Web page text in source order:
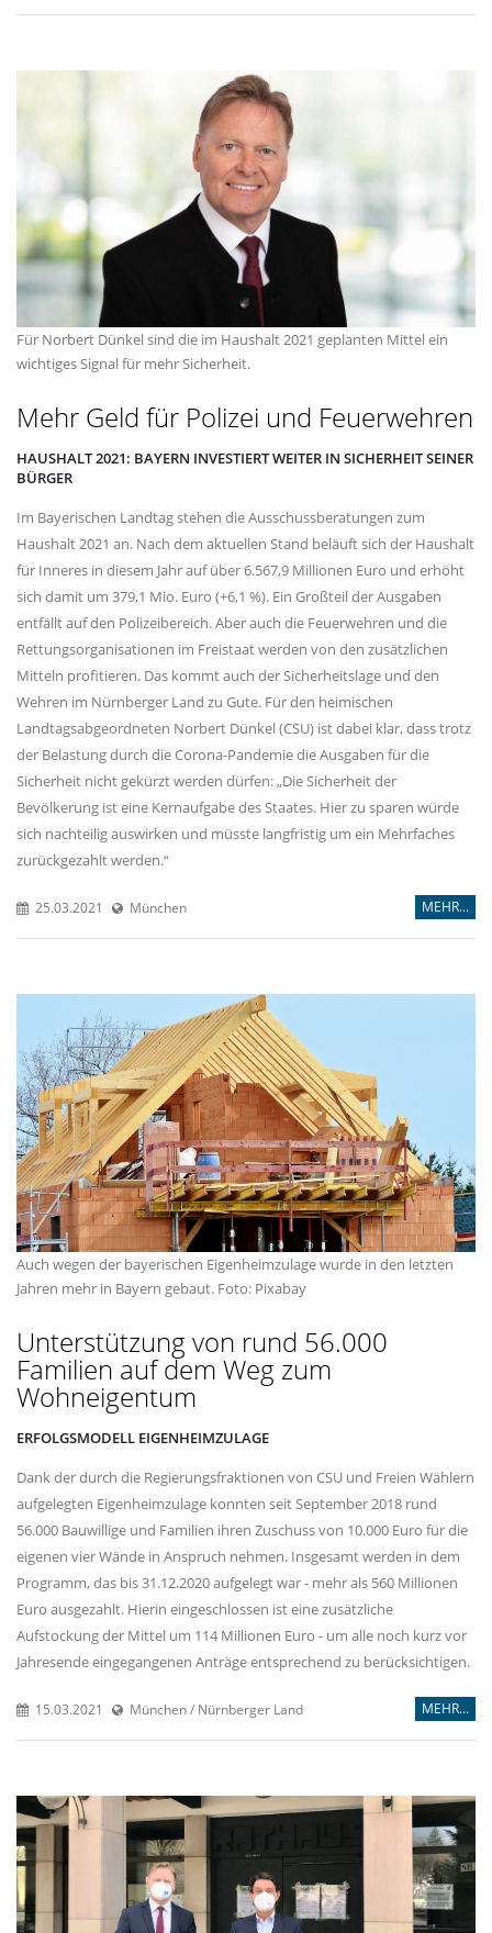
Für Norbert Dünkel sind die im Haushalt 2021 geplanten Mittel ein
wichtiges Signal für mehr Sicherheit.
Mehr Geld für Polizei und Feuerwehren
HAUSHALT 2021: BAYERN INVESTIERT WEITER IN SICHERHEIT SEINER
BÜRGER
Im Bayerischen Landtag stehen die Ausschussberatungen zum
Haushalt 2021 an. Nach dem aktuellen Stand beläuft sich der Haushalt
für Inneres in diesem Jahr auf über 6.567,9 Millionen Euro und erhöht
sich damit um 379,1 Mio. Euro (+6,1 %). Ein Großteil der Ausgaben
entfällt auf den Polizeibereich. Aber auch die Feuerwehren und die
Rettungsorganisationen im Freistaat werden von den zusätzlichen
Mitteln profitieren. Das kommt auch der Sicherheitslage und den
Wehren im Nürnberger Land zu Gute. Für den heimischen
Landtagsabgeordneten Norbert Dünkel (CSU) ist dabei klar, dass trotz
der Belastung durch die Corona-Pandemie die Ausgaben für die
Sicherheit nicht gekürzt werden dürfen: „Die Sicherheit der
Bevölkerung ist eine Kernaufgabe des Staates. Hier zu sparen würde
sich nachteilig auswirken und müsste langfristig um ein Mehrfaches
zurückgezahlt werden.“
25.03.2021 München MEHR...
Auch wegen der bayerischen Eigenheimzulage wurde in den letzten
Jahren mehr in Bayern gebaut. Foto: Pixabay
Unterstützung von rund 56.000
Familien auf dem Weg zum
Wohneigentum
ERFOLGSMODELL EIGENHEIMZULAGE
Dank der durch die Regierungsfraktionen von CSU und Freien Wählern
aufgelegten Eigenheimzulage konnten seit September 2018 rund
56.000 Bauwillige und Familien ihren Zuschuss von 10.000 Euro für die
eigenen vier Wände in Anspruch nehmen. Insgesamt werden in dem
Programm, das bis 31.12.2020 aufgelegt war - mehr als 560 Millionen
Euro ausgezahlt. Hierin eingeschlossen ist eine zusätzliche
Aufstockung der Mittel um 114 Millionen Euro - um alle noch kurz vor
Jahresende eingegangenen Anträge entsprechend zu berücksichtigen.
15.03.2021 München / Nürnberger Land MEHR...